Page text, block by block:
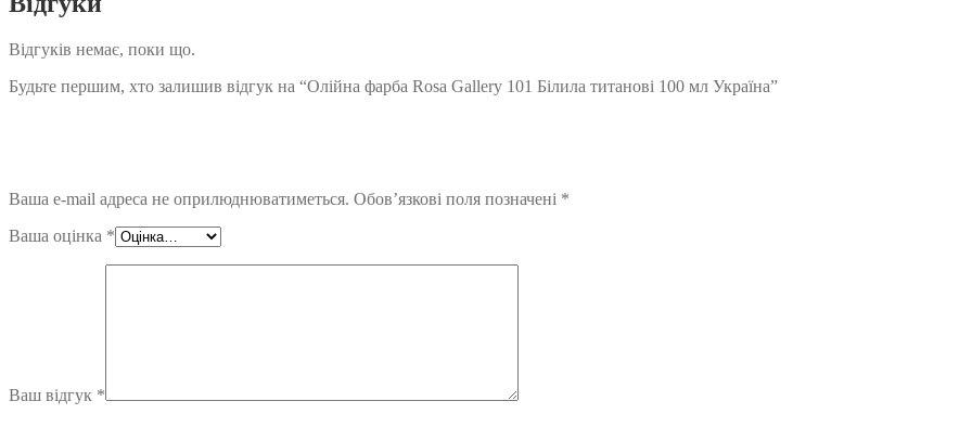
Відгуків немає, поки що.
Будьте першим, хто залишив відгук на “Олійна фарба Rosa Gallery 101 Білила титанові 100 мл Україна”
Ваша e-mail адреса не оприлюднюватиметься. Обов’язкові поля позначені *
Ваша оцінка *
Ваш відгук *